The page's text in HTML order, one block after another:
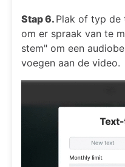
Stap 6. Plak of typ de
om er spraak van te
stem" om een
voegen aan de video.